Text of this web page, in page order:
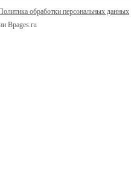
обработки персональных данных
Bpages.ru